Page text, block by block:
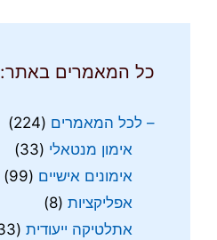
כל המאמרים באתר:
– לכל המאמרים (224)
אימון מנטאלי (33)
אימונים אישיים (99)
אפליקציות (8)
אתלטיקה ייעודית (33)